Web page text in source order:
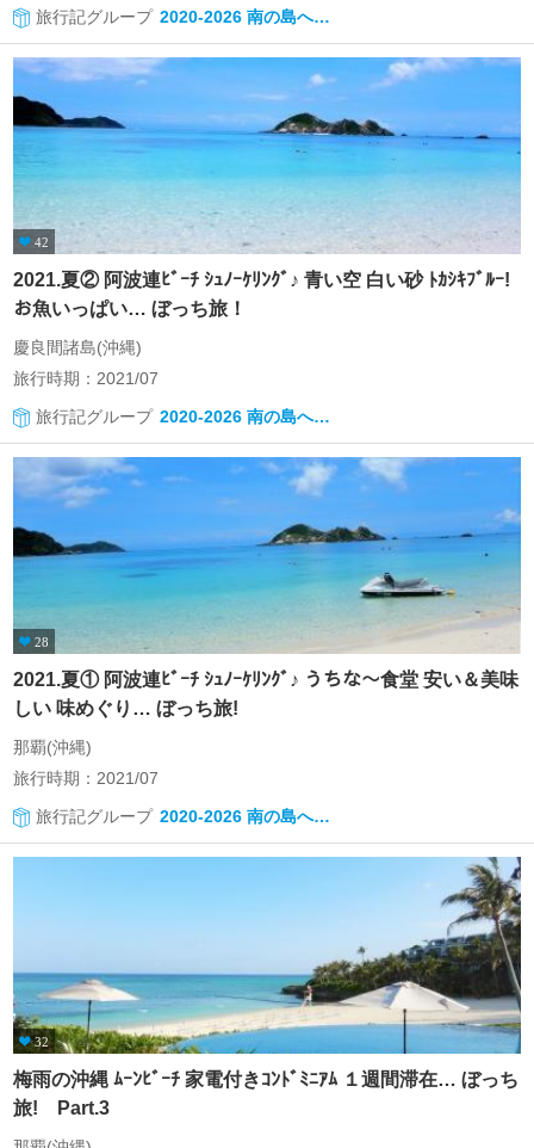
旅行記グループ 2020-2026 南の島へ…
42
2021.夏② 阿波連ﾋﾞｰﾁ ｼｭﾉｰｹﾘﾝｸﾞ♪ 青い空 白い砂 ﾄｶｼｷﾌﾞﾙｰ!
お魚いっぱい… ぼっち旅！
慶良間諸島(沖縄)
旅行時期：2021/07
旅行記グループ 2020-2026 南の島へ…
28
2021.夏① 阿波連ﾋﾞｰﾁ ｼｭﾉｰｹﾘﾝｸﾞ♪ うちな～食堂 安い＆美味
しい 味めぐり… ぼっち旅!
那覇(沖縄)
旅行時期：2021/07
旅行記グループ 2020-2026 南の島へ…
32
梅雨の沖縄 ﾑｰﾝﾋﾞｰﾁ 家電付きｺﾝﾄﾞﾐﾆｱﾑ １週間滞在… ぼっち
旅! Part.3